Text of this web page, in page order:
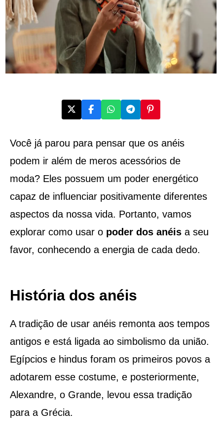
Você já parou para pensar que os anéis
podem ir além de meros acessórios de
moda? Eles possuem um poder energético
capaz de influenciar positivamente diferentes
aspectos da nossa vida. Portanto, vamos
explorar como usar opoder dos anéisa seu
favor, conhecendo a energia de cada dedo.
História dos anéis
A tradição de usar anéis remonta aos tempos
antigos e está ligada ao simbolismo da união.
Egípcios e hindus foram os primeiros povos a
adotarem esse costume, e posteriormente,
Alexandre, o Grande, levou essa tradição
para a Grécia.